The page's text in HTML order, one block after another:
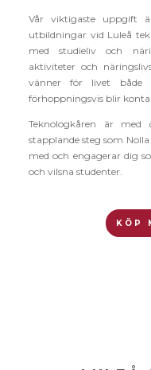
Vår viktigaste uppgift
utbildningar vid Luleå
med studieliv och
aktiviteter och
vänner för livet både
förhoppningsvis blir
Teknologkåren är
stapplande steg som
med och engagerar dig
och vilsna studenter.
KÖP